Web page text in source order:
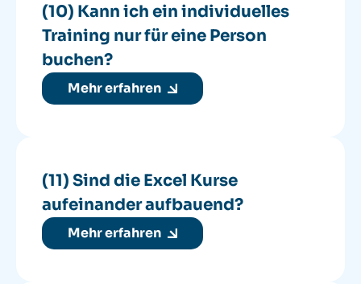
(10) Kann ich ein individuelles
Training nur für eine Person
buchen?
Mehr erfahren
(11) Sind die Excel Kurse
aufeinander aufbauend?
Mehr erfahren